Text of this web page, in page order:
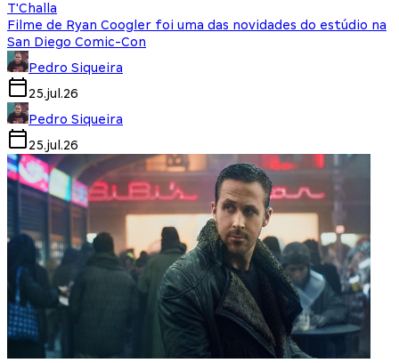
T'Challa
Filme de Ryan Coogler foi uma das novidades do estúdio na
San Diego Comic-Con
Pedro Siqueira
25.jul.26
Pedro Siqueira
25.jul.26